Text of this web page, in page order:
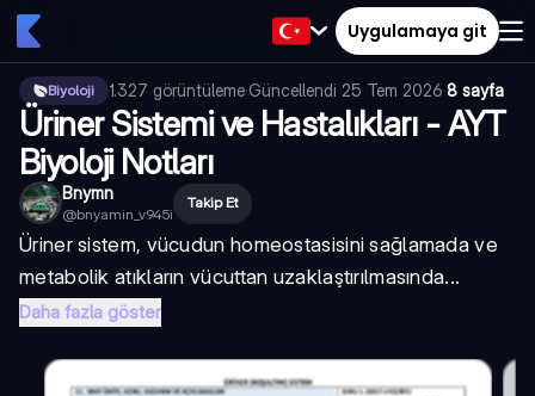
Uygulamaya git
Biyoloji 1.327 görüntüleme·Güncellendi 25 Tem 2026·8 sayfa
Üriner Sistemi ve Hastalıkları - AYT
Biyoloji Notları
Bnymn
@bnyamin_v945i
Takip Et
Üriner sistem, vücudun homeostasisini sağlamada ve
metabolik atıkların vücuttan uzaklaştırılmasında...
Daha fazla göster